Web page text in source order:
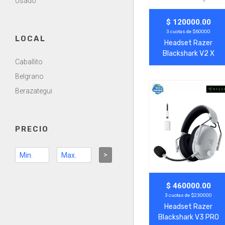
LOCAL
Caballito
Belgrano
Berazategui
PRECIO
>
Agregar Ver Más
$ 120000.00
3 cuotas de $60000
Headset Razer
Blackshark V2 X
Negro
Agregar Ver Más
$ 460000.00
3 cuotas de $230000
Headset Razer
Blackshark V3 PRO